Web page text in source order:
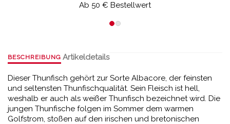
Ab 50 € Bestellwert
BESCHREIBUNG Artikeldetails
Dieser Thunfisch gehört zur Sorte Albacore, der feinsten
und seltensten Thunfischqualität. Sein Fleisch ist hell,
weshalb er auch als weißer Thunfisch bezeichnet wird. Die
jungen Thunfische folgen im Sommer dem warmen
Golfstrom, stoßen auf den irischen und bretonischen